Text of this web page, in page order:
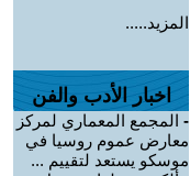
المزيد.....
اخبار الأدب والفن
- المجمع المعماري لمركز
معارض عموم روسيا في
موسكو يستعد لتقييم ...